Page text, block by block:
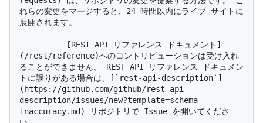
れらの変更をマージすると、24 時間以内にライブ サイトに
展開されます。
(/rest/reference)へのコントリビューションは受け入れ
ることができません。 REST API リファレンス ドキュメン
トに誤りがある場合は、[`rest-api-description`]
(https://github.com/github/rest-api-
description/issues/new?template=schema-
inaccuracy.md) リポジトリで Issue を開いてくださ